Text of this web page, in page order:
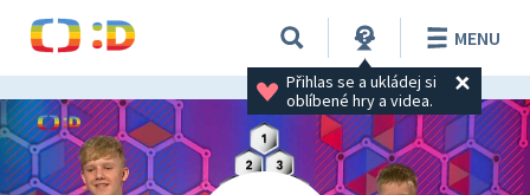
Přihlas se a ukládej si
oblíbené hry a videa.
MENU